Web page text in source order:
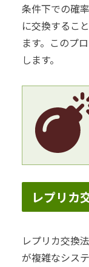
条件下での確
に交換するこ
ます。このプ
します。
レプリカ
レプリカ交換
が複雑なシス